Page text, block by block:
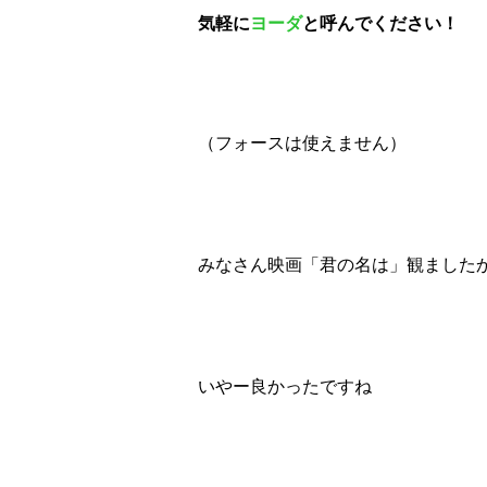
気軽にヨーダと呼んでください！
（フォースは使えません）
みなさん映画「君の名は」観ました
いやー良かったですね